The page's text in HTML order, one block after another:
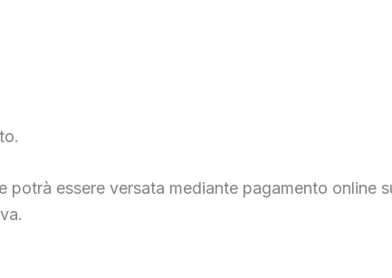
essere versata mediante pagamento online